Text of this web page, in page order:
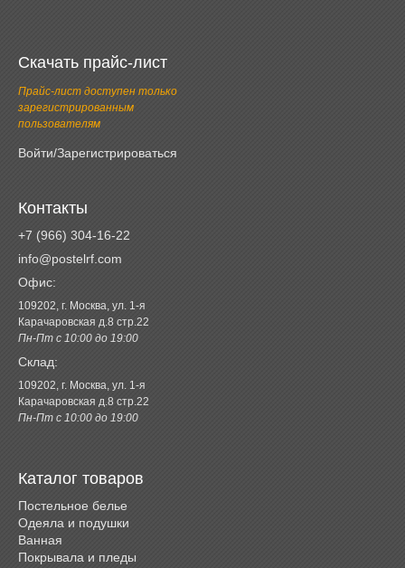
Скачать прайс-лист
Прайс-лист доступен только
зарегистрированным
пользователям
Войти/Зарегистрироваться
Контакты
+7 (966) 304-16-22
info@postelrf.com
Офис:
109202, г. Москва, ул. 1-я
Карачаровская д.8 стр.22
Пн-Пт с 10:00 до 19:00
Склад:
109202, г. Москва, ул. 1-я
Карачаровская д.8 стр.22
Пн-Пт с 10:00 до 19:00
Каталог товаров
Постельное белье
Одеяла и подушки
Ванная
Покрывала и пледы